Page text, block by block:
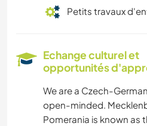
Petits travaux
Echange culturel et
opportunités
We are a Czech-
open-minded.
Pomerania is known as